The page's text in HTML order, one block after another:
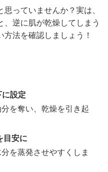
思っていませんか？実は、
、逆に肌が乾燥してしまう
法を確認しましょう！
設定
を奪い、乾燥を引き起
目安に
を蒸発させやすくしま